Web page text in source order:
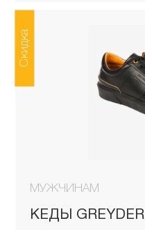
МУЖЧИНАМ
КЕДЫ GREYDER
Скидка